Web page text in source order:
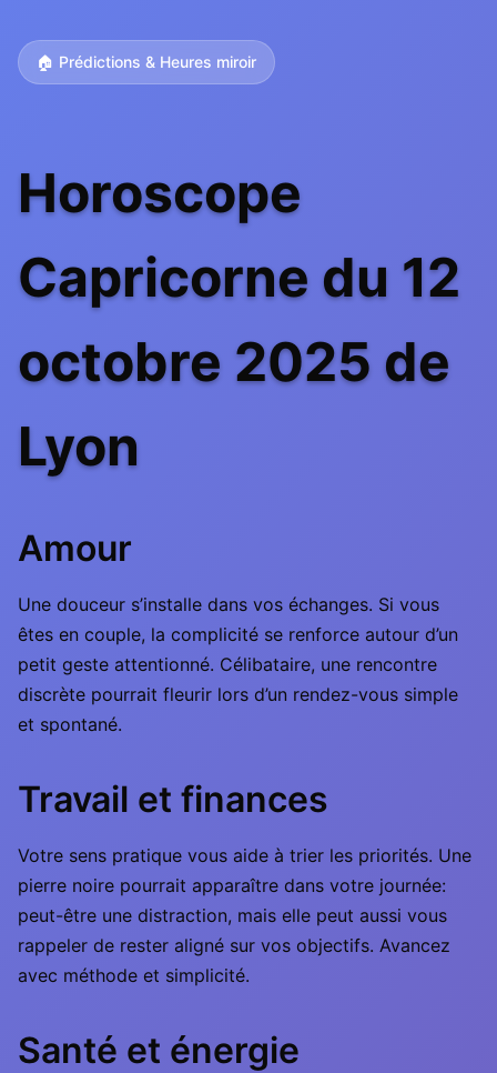
🏠 Prédictions & Heures miroir
Horoscope
Capricorne du 12
octobre 2025 de
Lyon
Amour
Une douceur s’installe dans vos échanges. Si vous
êtes en couple, la complicité se renforce autour d’un
petit geste attentionné. Célibataire, une rencontre
discrète pourrait fleurir lors d’un rendez-vous simple
et spontané.
Travail et finances
Votre sens pratique vous aide à trier les priorités. Une
pierre noire pourrait apparaître dans votre journée:
peut-être une distraction, mais elle peut aussi vous
rappeler de rester aligné sur vos objectifs. Avancez
avec méthode et simplicité.
Santé et énergie